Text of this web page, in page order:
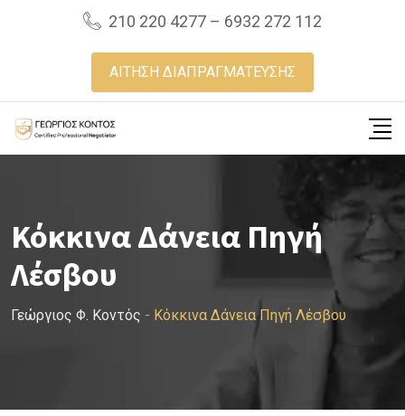
210 220 4277 – 6932 272 112
ΑΙΤΗΣΗ ΔΙΑΠΡΑΓΜΑΤΕΥΣΗΣ
Κόκκινα Δάνεια Πηγή
Λέσβου
Γεώργιος Φ. Κοντός - Κόκκινα Δάνεια Πηγή Λέσβου